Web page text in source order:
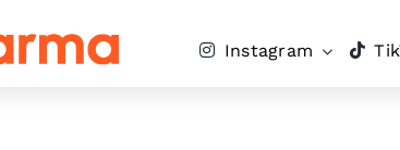
Instagram